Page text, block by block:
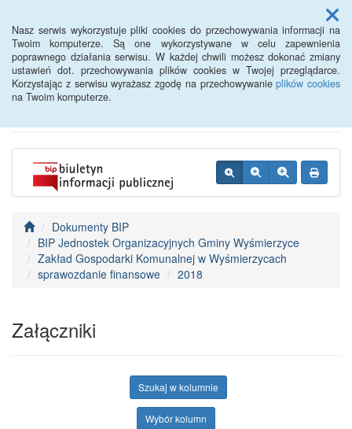
Nasz serwis wykorzystuje pliki cookies do przechowywania informacji na
Twoim komputerze. Są one wykorzystywane w celu zapewnienia
poprawnego działania serwisu. W każdej chwili możesz dokonać zmiany
ustawień dot. przechowywania plików cookies w Twojej przeglądarce.
Korzystając z serwisu wyrażasz zgodę na przechowywanieplików cookies
na Twoim komputerze.
Menu
BIP - Urząd Miejski
Wyśmierzyce
Dokumenty BIP
BIP Jednostek Organizacyjnych Gminy Wyśmierzyce
Zakład Gospodarki Komunalnej w Wyśmierzycach
sprawozdanie finansowe
2018
Załączniki
Szukaj w kolumnie
Wybór kolumn